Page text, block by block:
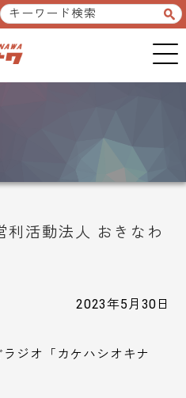
利活動法人 おきなわ
2023年5月30日
ジオ「カケハシオキナ